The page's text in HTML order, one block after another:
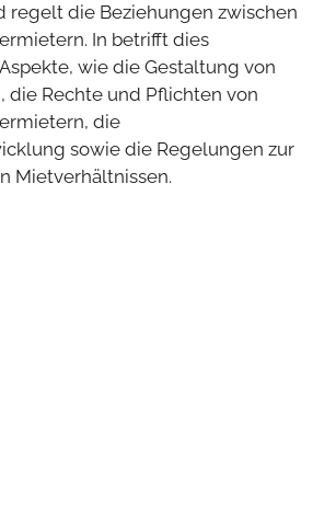
regelt die Beziehungen zwischen
In betrifft dies
wie die Gestaltung von
die Rechte und Pflichten von
die
sowie die Regelungen zur
Mietverhältnissen.